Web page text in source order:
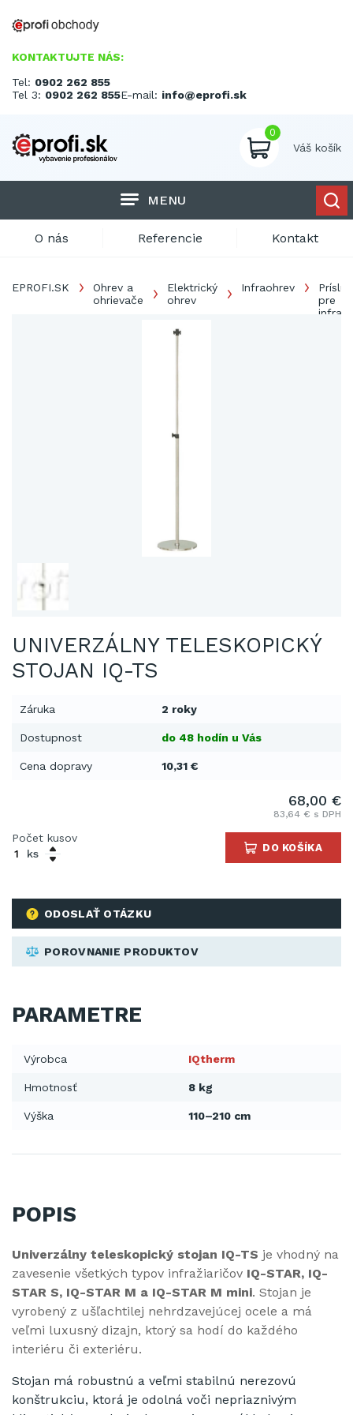
KONTAKTUJTE NÁS:
Tel: 0902 262 855
Tel 3: 0902 262 855E-mail: info@eprofi.sk
0
Váš košík
MENU
O nás Referencie Kontakt
EPROFI.SK
Ohrev a
ohrievače
Elektrický
ohrev
Infraohrev
pre
UNIVERZÁLNY TELESKOPICKÝ
STOJAN IQ-TS
Záruka 2 roky
Dostupnost do 48 hodín u Vás
Cena dopravy 10,31 €
ODOSLAŤ OTÁZKU
POROVNANIE PRODUKTOV
68,00 €
83,64 € s DPH
Počet kusov
ks
DO KOŠÍKA
PARAMETRE
Výrobca IQtherm
Hmotnosť 8 kg
Výška 110–210 cm
POPIS
Univerzálny teleskopický stojan IQ-TS je vhodný na
zavesenie všetkých typov infražiaričov IQ-STAR, IQ-
STAR S, IQ-STAR M a IQ-STAR M mini. Stojan je
vyrobený z ušľachtilej nehrdzavejúcej ocele a má
veľmi luxusný dizajn, ktorý sa hodí do každého
interiéru či exteriéru.
Stojan má robustnú a veľmi stabilnú nerezovú
konštrukciu, ktorá je odolná voči nepriaznivým